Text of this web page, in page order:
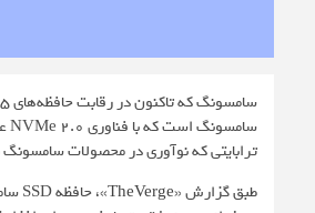
ترابایتی که نوآوری در محصولات سامسونگ محسوب
طبق گزارش «TheVerge